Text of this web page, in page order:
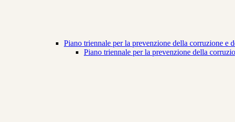
Piano triennale per la prevenzione della corruzione e
Piano triennale per la prevenzione della